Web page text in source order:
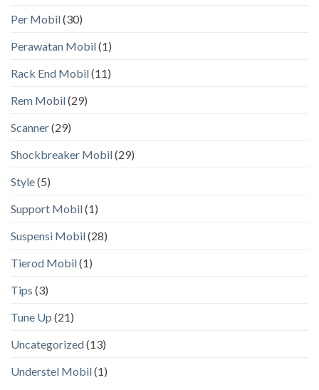
Per Mobil(30)
Perawatan Mobil(1)
Rack End Mobil(11)
Rem Mobil(29)
Scanner(29)
Shockbreaker Mobil(29)
Style(5)
Support Mobil(1)
Suspensi Mobil(28)
Tierod Mobil(1)
Tips (3)
Tune Up (21)
Uncategorized(13)
Understel Mobil(1)